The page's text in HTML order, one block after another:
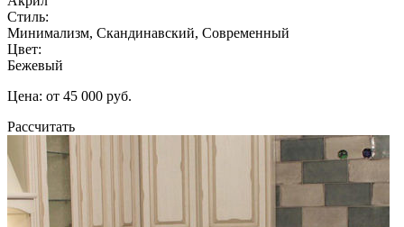
Стиль:
Минимализм, Скандинавский, Современный
Цвет:
Бежевый
Цена: от 45 000 руб.
Рассчитать